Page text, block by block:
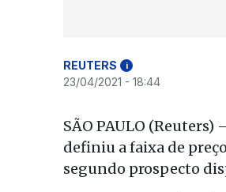
REUTERS i
23/04/2021 - 18:44
SÃO PAULO
definiu a faixa de
segundo prospecto